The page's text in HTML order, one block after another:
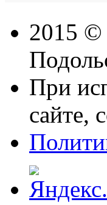
2015 ©
При
сайте,